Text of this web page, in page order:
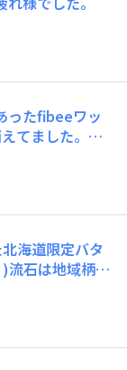
ったfibeeワッ
てました。ま
きましたが、
海道限定バタ
流石は地域柄が
ゃたら美味し